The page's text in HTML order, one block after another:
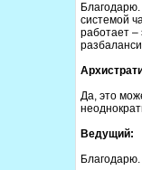
системой
работает –
Да, это
Ведущий: